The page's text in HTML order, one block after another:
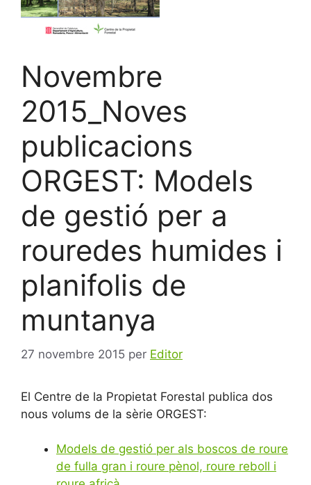
Novembre
2015_Noves
publicacions
ORGEST: Models
de gestió per a
rouredes humides i
planifolis de
muntanya
27 novembre 2015 per Editor
El Centre de la Propietat Forestal publica dos
nous volums de la sèrie ORGEST:
Models de gestió per als boscos de roure
de fulla gran i roure pènol, roure reboll i